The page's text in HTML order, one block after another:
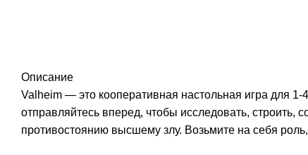
Описание
Valheim — это кооперативная настольная игра для
отправляйтесь вперед, чтобы исследовать, строить,
противостоянию высшему злу. Возьмите на себя